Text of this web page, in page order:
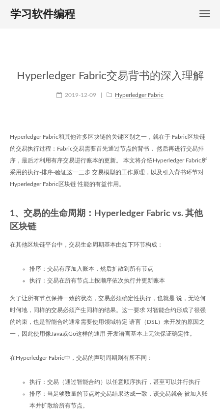
学习软件编程
Hyperledger Fabric交易背书的深入理解
2019-12-09 Hyperledger Fabric
Hyperledger Fabric和其他许多区块链的关键区别之一，就在于 Fabric区块链
的交易执行过程：Fabric交易需要首先通过节点的背书， 然后再进行交易排
序，最后才利用有序交易进行账本的更新。 本文将介绍Hyperledger Fabric所
采用的执行-排序-验证这一三步 交易模型的工作原理，以及引入背书环节对
Hyperledger Fabric区块链 性能的有益作用。
1、交易的生命周期：Hyperledger Fabric vs. 其他
区块链
在其他区块链平台中，交易生命周期基本由如下环节构成：
排序：交易有序加入账本，然后扩散到所有节点
执行：交易在所有节点上按顺序依次执行并更新账本
为了让所有节点保持一致的状态，交易必须确定性执行，也就是 说，无论何
时何地，同样的交易必须产生同样的结果。这一要求 对智能合约形成了很强
的约束，也是智能合约通常需要使用领域特定 语言（DSL）来开发的原因之
一，因此使用像Java或Go这样的通用 开发语言基本上无法保证确定性。
在Hyperledger Fabric中，交易的声明周期则有所不同：
执行：交易（通过智能合约）以任意顺序执行，甚至可以并行执行
排序：当足够数量的节点对交易结果达成一致，该交易就会 被加入账
本并扩散给所有节点。